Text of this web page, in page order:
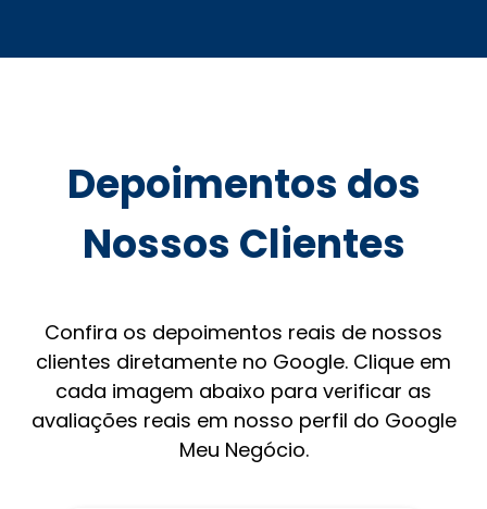
Depoimentos dos
Nossos Clientes
Confira os depoimentos reais de nossos
clientes diretamente no Google. Clique em
cada imagem abaixo para verificar as
avaliações reais em nosso perfil do Google
Meu Negócio.